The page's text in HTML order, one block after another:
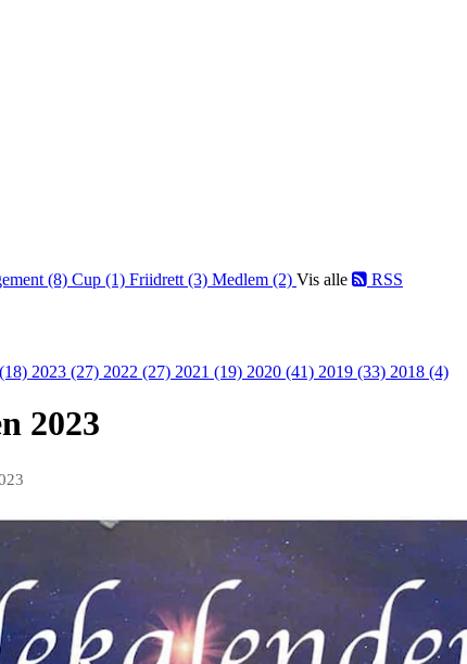
(8) Cup (1) Friidrett (3) Medlem (2) Vis alle RSS
2023 (27) 2022 (27) 2021 (19) 2020 (41) 2019 (33) 2018 (4)
2023